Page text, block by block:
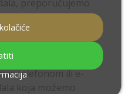
i odaberete
veličinu
drugačija
telefonom ili e-